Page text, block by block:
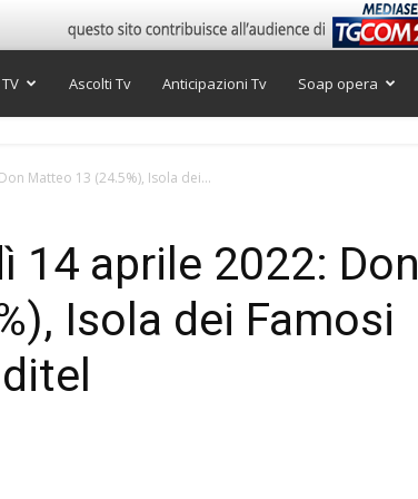
Ascolti Tv Anticipazioni Tv Soap opera
Matteo 13 (24.5%), Isola dei...
14 aprile 2022: Don
Isola dei Famosi